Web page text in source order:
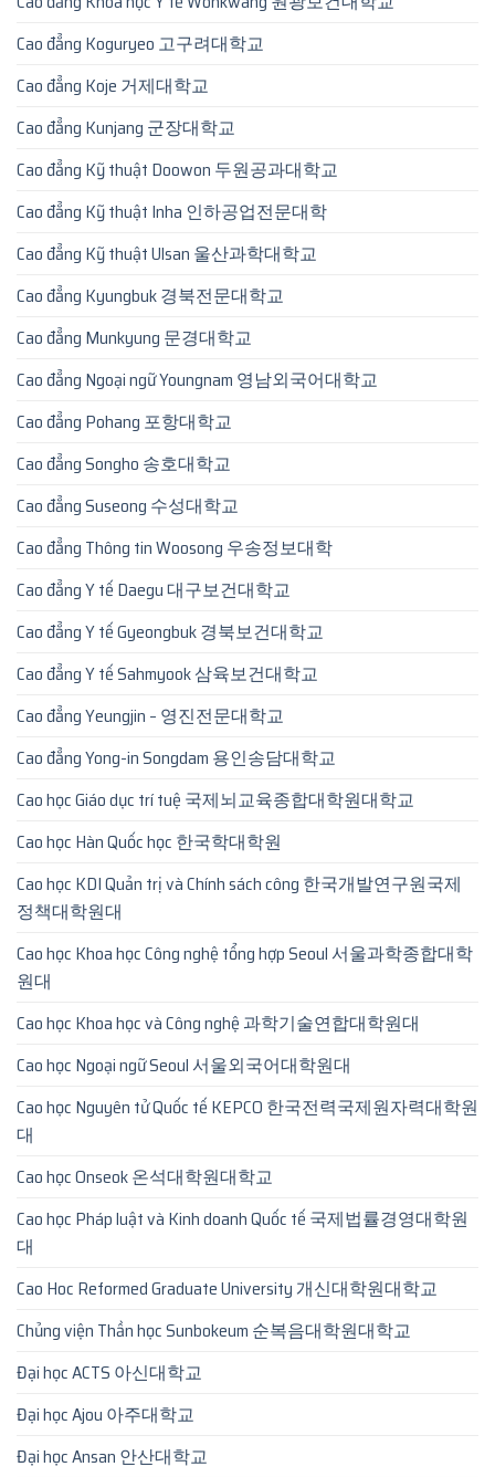
Cao đẳng Koguryeo 고구려대학교
Cao đẳng Koje 거제대학교
Cao đẳng Kunjang 군장대학교
Cao đẳng Kỹ thuật Doowon 두원공과대학교
Cao đẳng Kỹ thuật Inha 인하공업전문대학
Cao đẳng Kỹ thuật Ulsan 울산과학대학교
Cao đẳng Kyungbuk 경북전문대학교
Cao đẳng Munkyung 문경대학교
Cao đẳng Ngoại ngữ Youngnam 영남외국어대학교
Cao đẳng Pohang 포항대학교
Cao đẳng Songho 송호대학교
Cao đẳng Suseong 수성대학교
Cao đẳng Thông tin Woosong 우송정보대학
Cao đẳng Y tế Daegu 대구보건대학교
Cao đẳng Y tế Gyeongbuk 경북보건대학교
Cao đẳng Y tế Sahmyook 삼육보건대학교
Cao đẳng Yeungjin – 영진전문대학교
Cao đẳng Yong-in Songdam 용인송담대학교
Cao học Giáo dục trí tuệ 국제뇌교육종합대학원대학교
Cao học Hàn Quốc học 한국학대학원
Cao học KDI Quản trị và Chính sách công 한국개발연구원국제
정책대학원대
Cao học Khoa học Công nghệ tổng hợp Seoul 서울과학종합대학
원대
Cao học Khoa học và Công nghệ 과학기술연합대학원대
Cao học Ngoại ngữ Seoul 서울외국어대학원대
Cao học Nguyên tử Quốc tế KEPCO 한국전력국제원자력대학원
대
Cao học Onseok 온석대학원대학교
Cao học Pháp luật và Kinh doanh Quốc tế 국제법률경영대학원
대
Cao Hoc Reformed Graduate University 개신대학원대학교
Chủng viện Thần học Sunbokeum 순복음대학원대학교
Đại học ACTS 아신대학교
Đại học Ajou 아주대학교
Đại học Ansan 안산대학교